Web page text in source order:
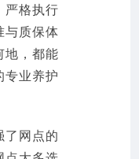
严格执行
与质保体
地，都能
专业养护
了网点的